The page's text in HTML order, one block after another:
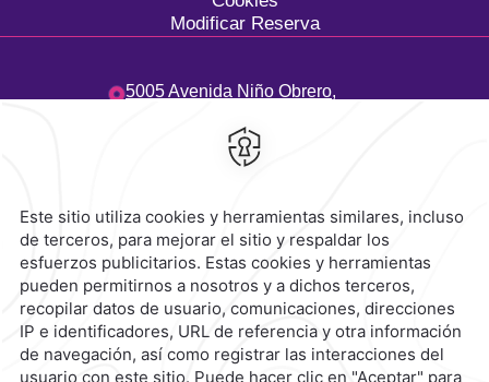
Modificar Reserva
5005 Avenida Niño Obrero,
33 3134 2424
contacto@caminoreal.com
reservaciones@caminoreal.com